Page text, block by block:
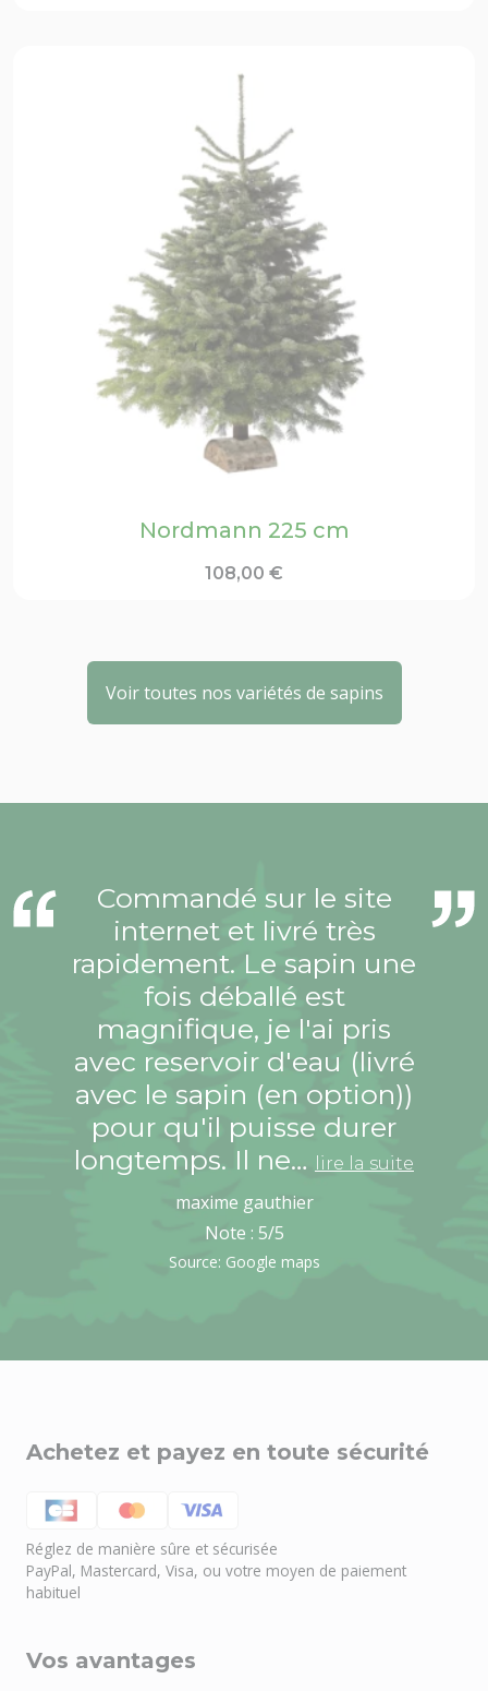
Nordmann 225 cm
108,00 €
Voir toutes nos variétés de sapins
Commandé sur le site
internet et livré très
rapidement. Le sapin une
fois déballé est
magnifique, je l'ai pris
avec reservoir d'eau (livré
avec le sapin (en option))
pour qu'il puisse durer
longtemps. Il ne…
lire la suite
maxime gauthier
Note : 5/5
Source: Google maps
Achetez et payez en toute sécurité
Réglez de manière sûre et sécurisée
PayPal, Mastercard, Visa, ou votre moyen de paiement
habituel
Vos avantages
🤖 Besoin d'aide ?
Bienvenue chez NOEL VERT